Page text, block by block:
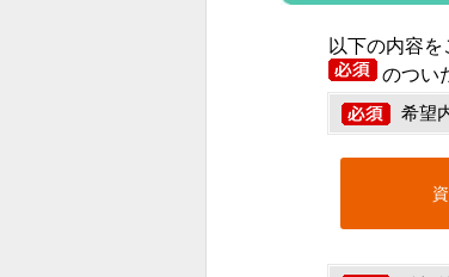
以下の内容
のつい
希望